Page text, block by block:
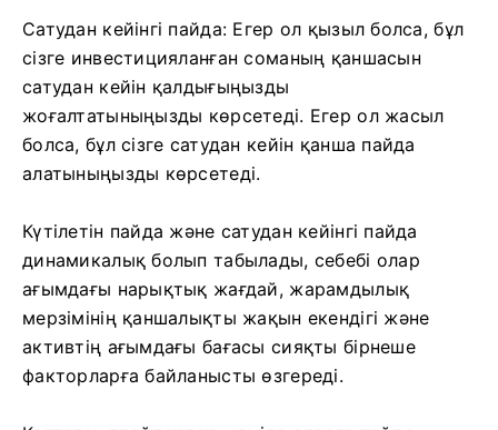
Сатудан кейінгі пайда: Егер ол қызыл болса, бұл
сізге инвестицияланған соманың қаншасын
сатудан кейін қалдығыңызды
жоғалтатыныңызды көрсетеді. Егер ол жасыл
болса, бұл сізге сатудан кейін қанша пайда
алатыныңызды көрсетеді.
Күтілетін пайда және сатудан кейінгі пайда
динамикалық болып табылады, себебі олар
ағымдағы нарықтық жағдай, жарамдылық
мерзімінің қаншалықты жақын екендігі және
активтің ағымдағы бағасы сияқты бірнеше
факторларға байланысты өзгереді.